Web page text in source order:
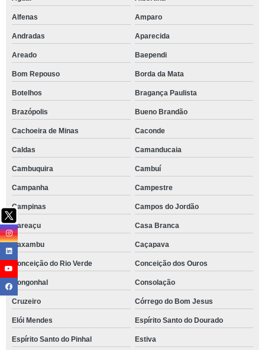
Alfenas Amparo
Andradas Aparecida
Areado Baependi
Bom Repouso Borda da Mata
Botelhos Bragança Paulista
Brazópolis Bueno Brandão
Cachoeira de Minas Caconde
Caldas Camanducaia
Cambuquira Cambuí
Campanha Campestre
Campinas Campos do Jordão
Careaçu Casa Branca
Caxambu Caçapava
Conceição do Rio Verde Conceição dos Ouros
Congonhal Consolação
Cruzeiro Córrego do Bom Jesus
Elói Mendes Espírito Santo do Dourado
Espírito Santo do Pinhal Estiva